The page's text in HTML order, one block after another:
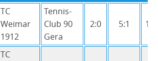
Clubmeisterschaften
Winterrunde
Neubau
TC
Weimar
1912
Tennis-
Club 90
Gera
2:0 5:1
TC